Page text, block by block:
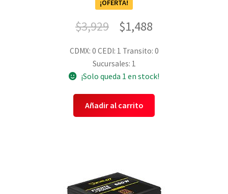
¡OFERTA!
$3,929 $1,488
CDMX: 0 CEDI: 1 Transito: 0
Sucursales: 1
¡Solo queda 1 en stock!
Añadir al carrito